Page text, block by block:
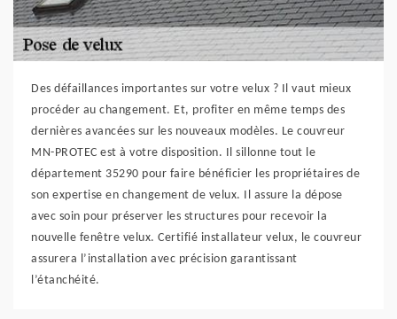
Des défaillances importantes sur votre velux ? Il vaut mieux
procéder au changement. Et, profiter en même temps des
dernières avancées sur les nouveaux modèles. Le couvreur
MN-PROTEC est à votre disposition. Il sillonne tout le
département 35290 pour faire bénéficier les propriétaires de
son expertise en changement de velux. Il assure la dépose
avec soin pour préserver les structures pour recevoir la
nouvelle fenêtre velux. Certifié installateur velux, le couvreur
assurera l’installation avec précision garantissant
l’étanchéité.